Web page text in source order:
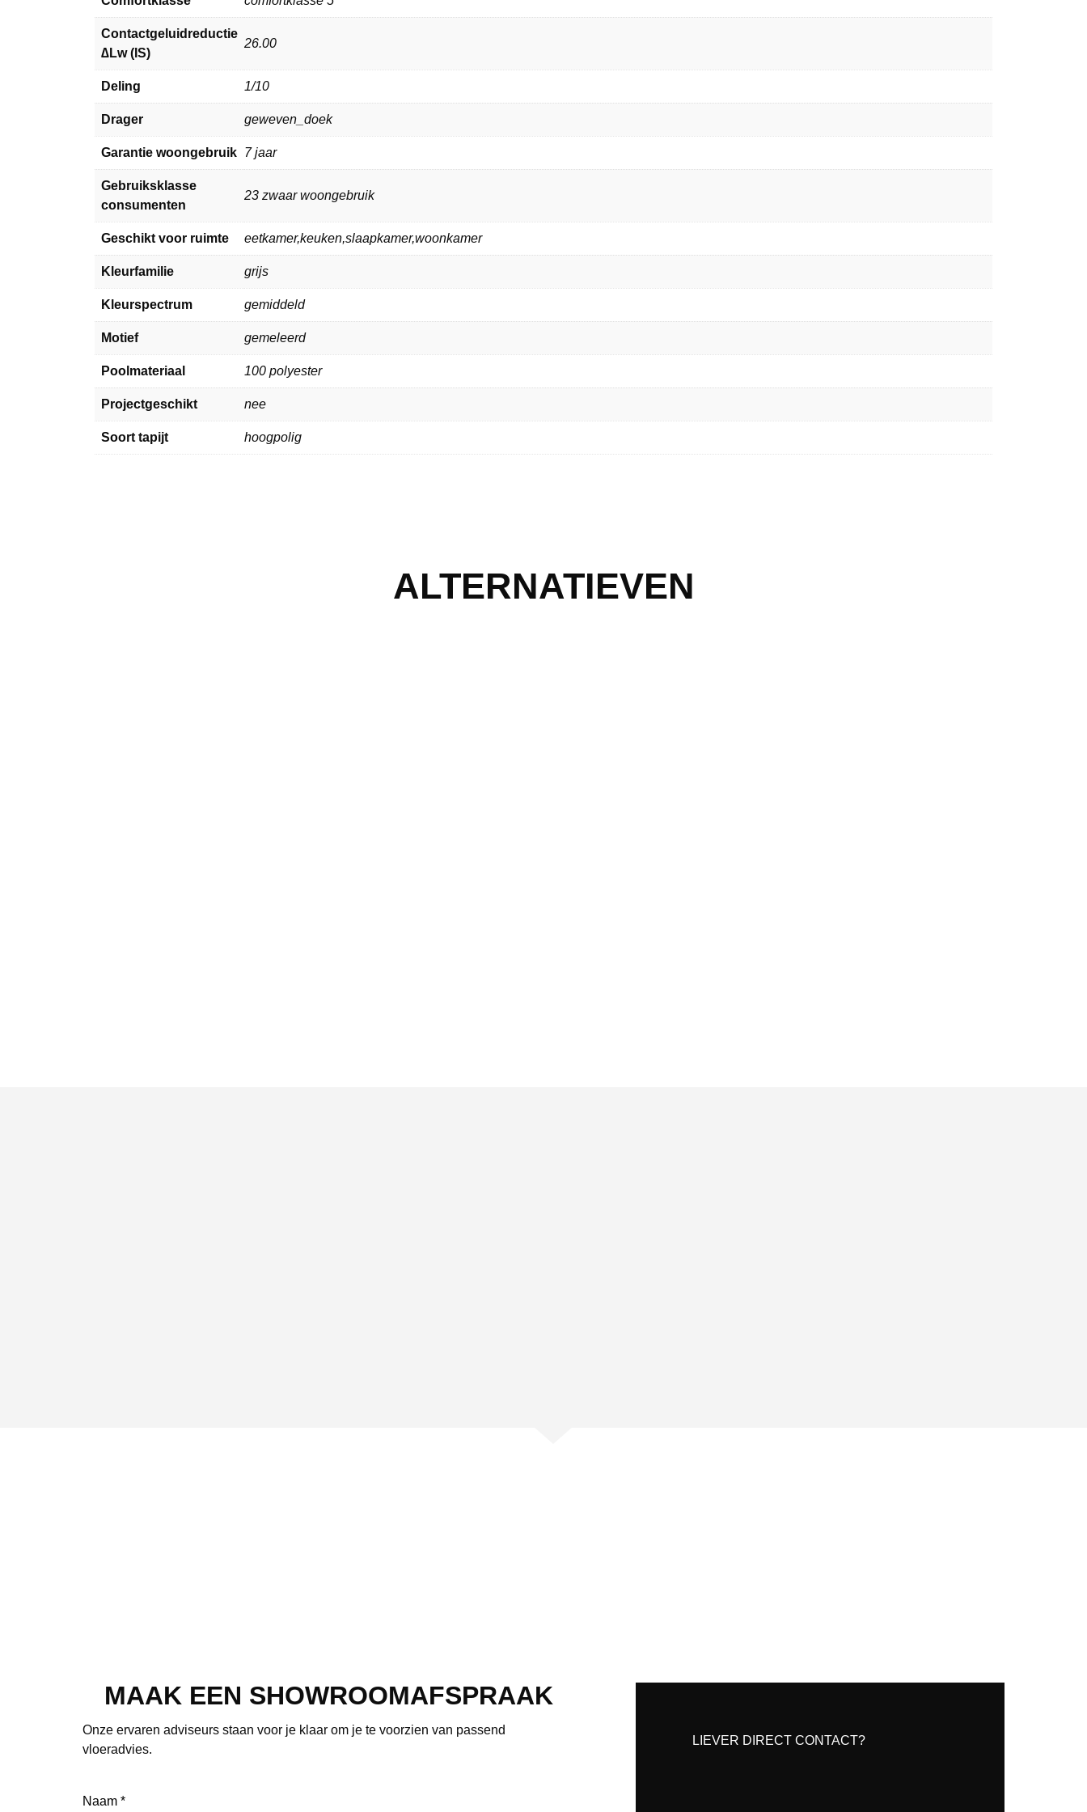
Contactgeluidreductie
∆Lw (IS)
26.00
Deling 1/10
Drager geweven_doek
Garantie woongebruik 7 jaar
Gebruiksklasse
consumenten
23 zwaar woongebruik
Geschikt voor ruimte eetkamer,keuken,slaapkamer,woonkamer
Kleurfamilie grijs
Kleurspectrum gemiddeld
Motief gemeleerd
Poolmateriaal 100 polyester
Projectgeschikt nee
Soort tapijt hoogpolig
ALTERNATIEVEN
MAAK EEN SHOWROOMAFSPRAAK
Onze ervaren adviseurs staan voor je klaar om je te voorzien van passend
vloeradvies.
LIEVER DIRECT CONTACT?